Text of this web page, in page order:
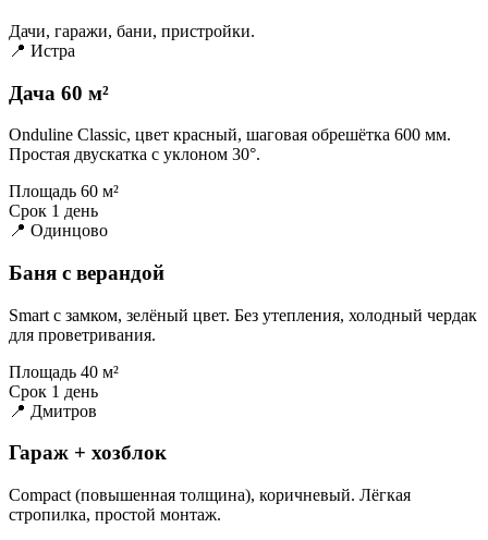
Дачи, гаражи, бани, пристройки.
📍 Истра
Дача 60 м²
Onduline Classic, цвет красный, шаговая обрешётка 600 мм.
Простая двускатка с уклоном 30°.
Площадь 60 м²
Срок 1 день
📍 Одинцово
Баня с верандой
Smart с замком, зелёный цвет. Без утепления, холодный чердак
для проветривания.
Площадь 40 м²
Срок 1 день
📍 Дмитров
Гараж + хозблок
Compact (повышенная толщина), коричневый. Лёгкая
стропилка, простой монтаж.